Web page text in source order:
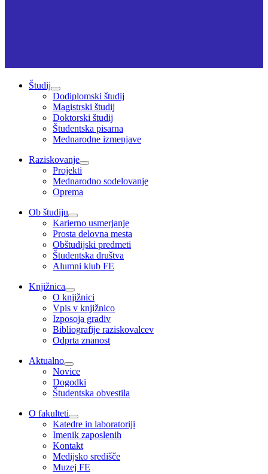
Študij
Dodiplomski študij
Magistrski študij
Doktorski študij
Študentska pisarna
Mednarodne izmenjave
Raziskovanje
Projekti
Mednarodno sodelovanje
Oprema
Ob študiju
Karierno usmerjanje
Prosta delovna mesta
Obštudijski predmeti
Študentska društva
Alumni klub FE
Knjižnica
O knjižnici
Vpis v knjižnico
Izposoja gradiv
Bibliografije raziskovalcev
Odprta znanost
Aktualno
Novice
Dogodki
Študentska obvestila
O fakulteti
Katedre in laboratoriji
Imenik zaposlenih
Kontakt
Medijsko središče
Muzej FE